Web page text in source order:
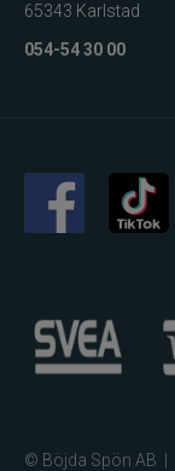
65343 Karlstad
054-54 30 00
© Böjda Spön AB |